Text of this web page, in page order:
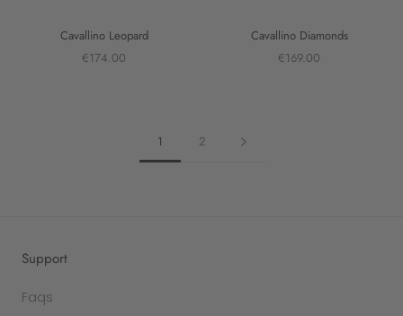
Cavallino Leopard
€174.00
Cavallino Diamonds
€169.00
1 2
Support
Faqs